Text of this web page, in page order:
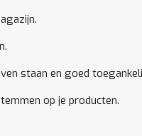
staan en goed
op je producten.